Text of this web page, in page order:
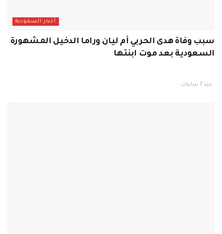
أخبار السعودية
سبب وفاة هدى الحربي أم ليان وراما الدخيل المشهورة
السعودية بعد موت ابنتها
منذ 7 ساعات